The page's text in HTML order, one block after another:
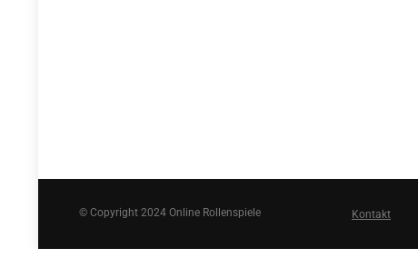
© Copyright 2024 Online Rollenspiele Kontakt